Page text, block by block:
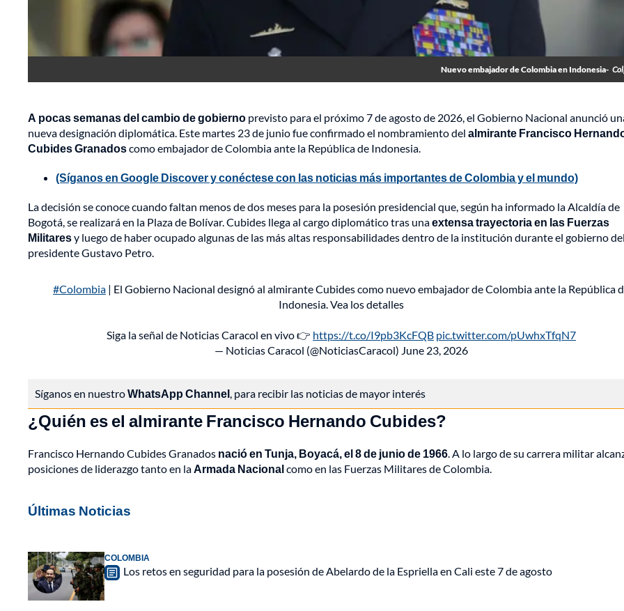
Nuevo embajador de Colombia en Indonesia-
A pocas semanas del cambio de gobierno previsto para el próximo 7 de agosto de 2026, el Gobierno Nacional anunció
nueva designación diplomática. Este martes 23 de junio fue confirmado el nombramiento del almirante Francisco
Cubides Granadoscomo embajador de Colombia ante la República de Indonesia.
(Síganos en Google Discover y conéctese con las noticias más importantes de Colombia y el mundo)
La decisión se conoce cuando faltan menos de dos meses para la posesión presidencial que, según ha informado la Alcaldía de
Bogotá, se realizará en la Plaza de Bolívar. Cubides llega al cargo diplomático tras unaextensa trayectoria en las Fuerzas
Militaresy luego de haber ocupado algunas de las más altas responsabilidades dentro de la institución durante el gobierno del
presidente Gustavo Petro.
#Colombia | El Gobierno Nacional designó al almirante Cubides como nuevo embajador de Colombia ante la República
Indonesia. Vea los detalles
Siga la señal de Noticias Caracol en vivo 👉 https://t.co/I9pb3KcFQB pic.twitter.com/pUwhxTfqN7
— Noticias Caracol (@NoticiasCaracol) June 23, 2026
Síganos en nuestroWhatsApp Channel, para recibir las noticias de mayor interés
¿Quién es el almirante Francisco Hernando Cubides?
Francisco Hernando Cubides Granados nació en Tunja, Boyacá, el 8 de junio de 1966. A lo largo de su carrera militar
posiciones de liderazgo tanto en laArmada Nacionalcomo en las Fuerzas Militares de Colombia.
Últimas Noticias
COLOMBIA
Los retos en seguridad para la posesión de Abelardo de la Espriella en Cali este 7 de agosto